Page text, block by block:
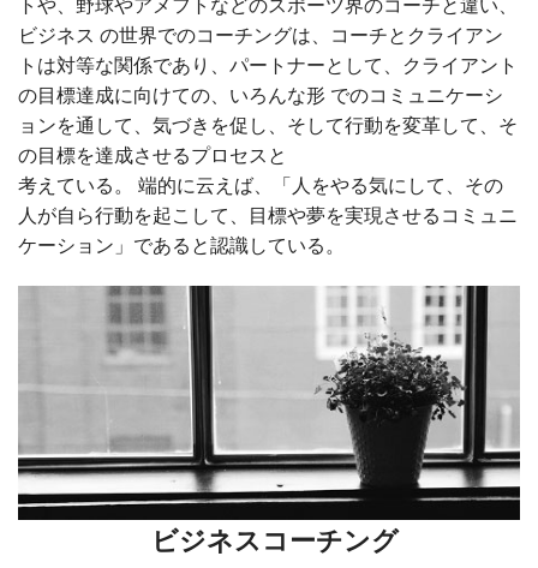
トや、野球やアメフトなどのスポーツ界のコーチと違い、
ビジネス の世界でのコーチングは、コーチとクライアン
トは対等な関係であり、パートナーとして、クライアント
の目標達成に向けての、いろんな形 でのコミュニケーシ
ョンを通して、気づきを促し、そして行動を変革して、そ
の目標を達成させるプロセスと
考えている。
端的に云えば、「人をやる気にして、その
人が自ら行動を起こして、目標や夢を実現させるコミュニ
ケーション」であると認識している。
ビジネスコーチング